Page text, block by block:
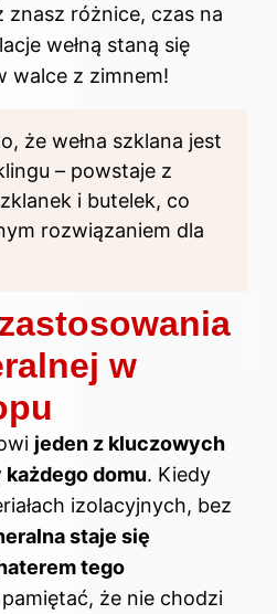
znasz różnice, czas na
wełną staną się
walce z zimnem!
że wełna szklana jest
– powstaje z
i butelek, co
rozwiązaniem dla
w
jeden z kluczowych
domu. Kiedy
izolacyjnych, bez
staje się
tego
że nie chodzi